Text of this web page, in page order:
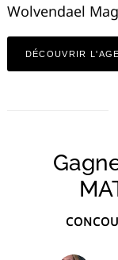
Wolvendael
DÉCOUVRIR